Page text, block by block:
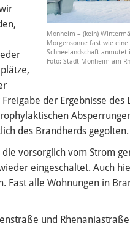
Monheim – (kein)
Morgensonne fast wie
Schneelandschaft anmutet
Foto: Stadt Monheim am
der Ergebnisse
des Brandherds gegolten.
vorsorglich vom Strom
eingeschaltet. Auch
Fast alle Wohnungen in
und